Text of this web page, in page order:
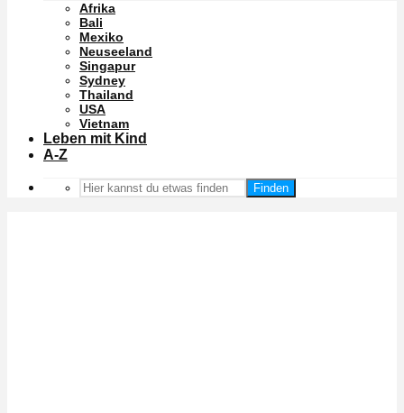
Afrika
Bali
Mexiko
Neuseeland
Singapur
Sydney
Thailand
USA
Vietnam
Leben mit Kind
A-Z
Finden